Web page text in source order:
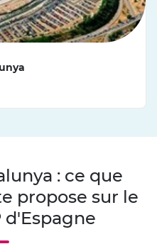
: ce que
propose sur le
d'Espagne